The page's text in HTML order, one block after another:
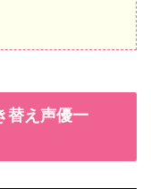
替え声優一